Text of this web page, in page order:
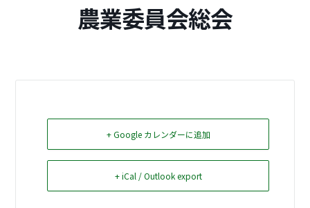
観光・イベント情報
Select Language▼
農業委員会総会
+ Google カレンダーに追加
+ iCal / Outlook export